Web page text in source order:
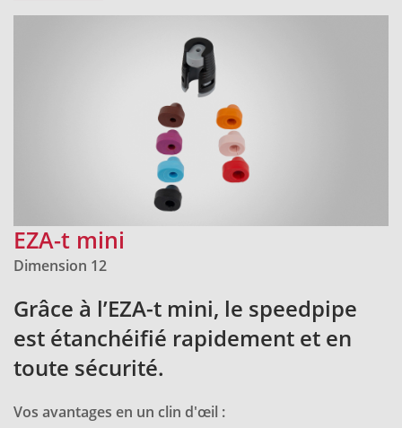
EZA-t mini
Dimension 12
Grâce à l’EZA-t mini, le speedpipe
est étanchéifié rapidement et en
toute sécurité.
Vos avantages en un clin d'œil :